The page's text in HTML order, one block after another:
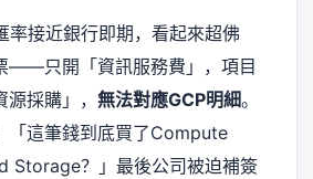
率接近銀行即期，看起來超佛
——只開「資訊服務費」，項目
採購」， 無法對應GCP明細。
「這筆錢到底買了Compute
Storage？」最後公司被迫補簽